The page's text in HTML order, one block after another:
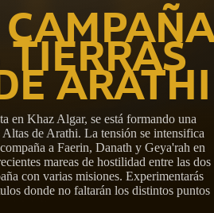
ARATHI
en Khaz Algar, se está formando una
de Arathi. La tensión se intensifica
a Faerin, Danath y Geya'rah en
mareas de hostilidad entre las dos
con varias misiones. Experimentarás
donde no faltarán los distintos puntos